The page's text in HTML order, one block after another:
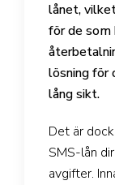
lånet,
för de som
lösning för
lång sikt.
Det är
SMS-lån
avgifter.